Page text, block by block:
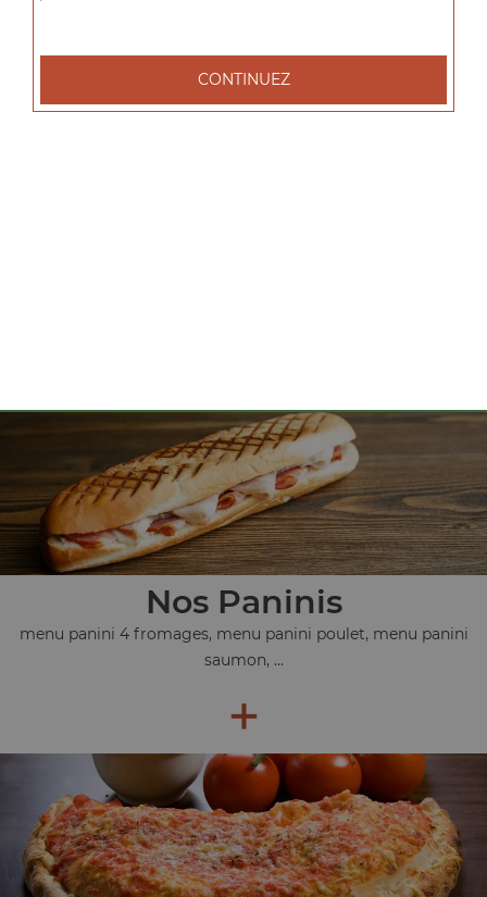
+
Nos Paninis
menu panini 4 fromages, menu panini poulet, menu panini
saumon, ...
+
CONTINUEZ